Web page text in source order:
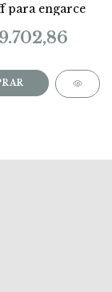
para engarce